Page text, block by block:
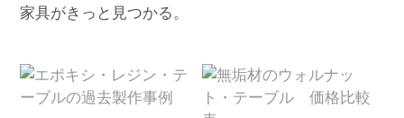
家具がきっと見つかる。